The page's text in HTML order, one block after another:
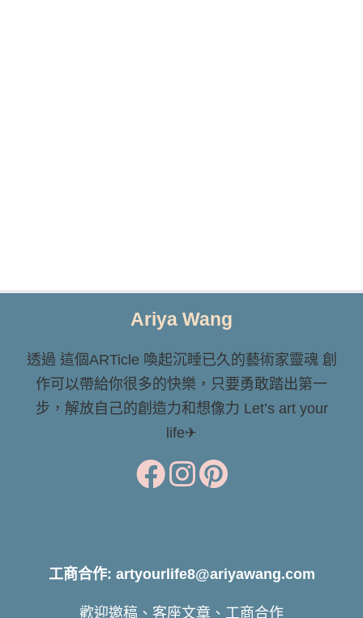
Ariya Wang
透過 這個ARTicle 喚起沉睡已久的藝術家靈魂 創
作可以帶給你很多的快樂，只要勇敢踏出第一
步，解放自己的創造力和想像力 Let’s art your
life✈
工商合作: artyourlife8@ariyawang.com
歡迎邀稿、客座文章、工商合作